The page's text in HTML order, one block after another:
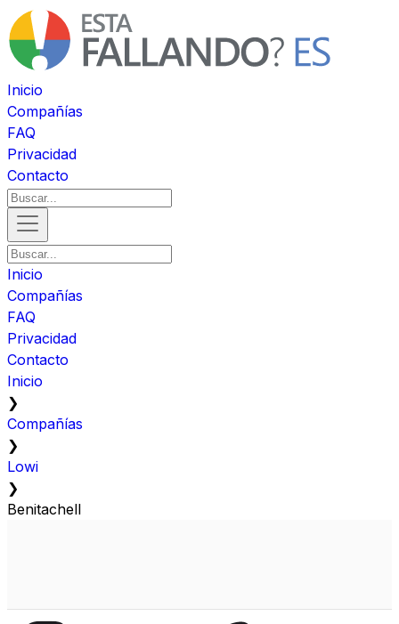
Inicio
Compañías
FAQ
Privacidad
Contacto
Inicio
Compañías
FAQ
Privacidad
Contacto
Inicio
❯
Compañías
❯
Lowi
❯
Benitachell